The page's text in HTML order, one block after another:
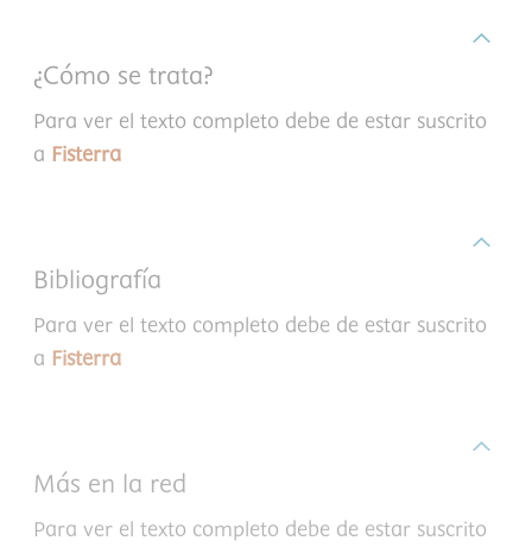
¿Cómo se trata?
Para ver el texto completo debe de estar suscrito
a Fisterra
Bibliografía
Para ver el texto completo debe de estar suscrito
a Fisterra
Más en la red
Para ver el texto completo debe de estar suscrito